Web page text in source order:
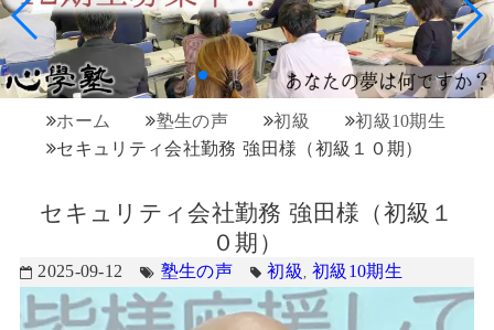
ホーム 塾生の声 初級
初級10期生
セキュリティ会社勤務 強田様（初級１０期）
セキュリティ会社勤務 強田様（初級１
０期）
2025-09-12 塾生の声 初級,初級10期生